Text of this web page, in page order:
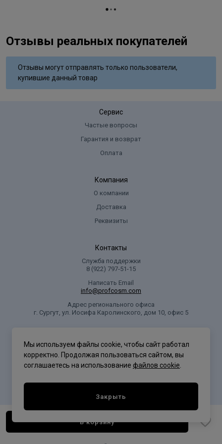
В корзину
Отзывы реальных покупателей
Отзывы могут отправлять только пользователи,
купившие данный товар
Сервис
Частые вопросы
Гарантия и возврат
Оплата
Компания
О компании
Доставка
Реквизиты
Контакты
Служба поддержки
8 (922) 797‑51-15
Написать Email
info@profcosm.com
Адрес регионального офиса
г. Сургут, ул. Иосифа Каролинского, дом 10, офис 5
Мы используем файлы cookie, чтобы сайт работал
корректно. Продолжая пользоваться сайтом, вы
соглашаетесь на использование файлов cookie
Закрыть